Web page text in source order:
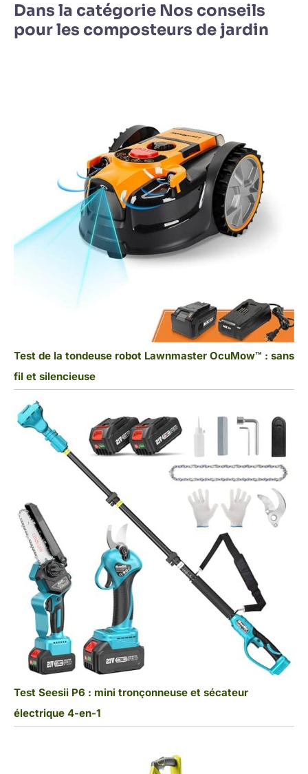
Dans la catégorie Nos conseils
pour les composteurs de jardin
Test de la tondeuse robot Lawnmaster OcuMow™ : sans
fil et silencieuse
Test Seesii P6 : mini tronçonneuse et sécateur
électrique 4-en-1